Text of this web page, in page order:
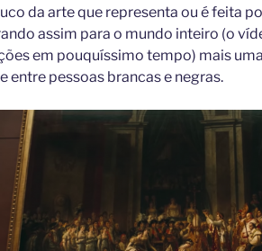
da arte que representa ou é feita
assim para o mundo inteiro (o
em pouquíssimo tempo) mais
entre pessoas brancas e negras.